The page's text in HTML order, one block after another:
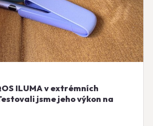
ILUMA v extrémních
jsme jeho výkon na